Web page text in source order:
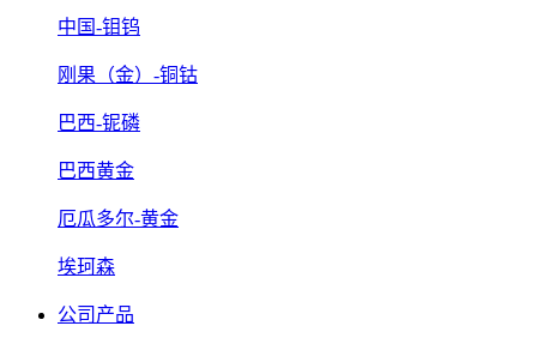
中国-钼钨
刚果（金）-铜钴
巴西-铌磷
巴西黄金
厄瓜多尔-黄金
埃珂森
公司产品